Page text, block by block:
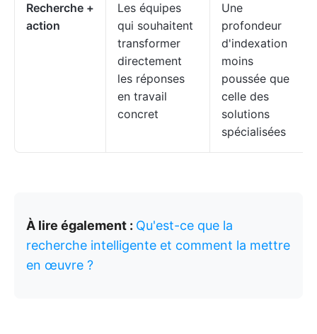
Recherche +
action
Les équipes
qui souhaitent
transformer
directement
les réponses
en travail
concret
Une
profondeur
d'indexation
moins
poussée que
celle des
solutions
spécialisées
À lire également : Qu'est-ce que la
recherche intelligente et comment la mettre
en œuvre ?